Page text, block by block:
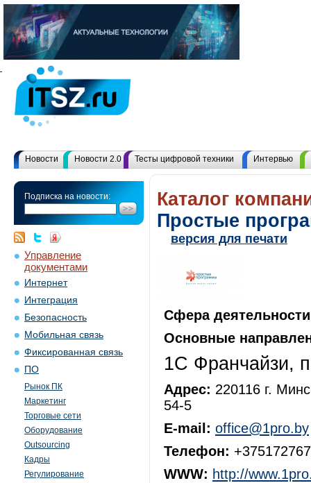
Новости Новости 2.0 Тесты цифровой техники Интервью
Подписка на новости:
Управление
документами
Интернет
Интеграция
Безопасность
Мобильная связь
Фиксированная связь
ПО
Рынок ПК
Маркетинг
Торговые сети
Оборудование
Outsourcing
Кадры
Регулирование
Каталог
Простые
версия для печати
Сфера
Основные
1С Франчайзи,
Адрес: 220116 г.
54-5
E-mail: office@1pro.by
Телефон:
WWW: http://